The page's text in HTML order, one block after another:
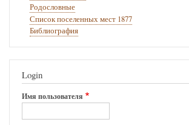
Родословные
Список поселенных мест 1877
Библиография
Login
Имя пользователя